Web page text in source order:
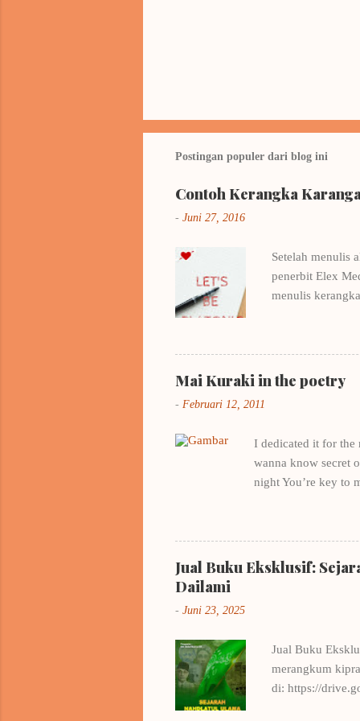
Postingan populer dari blog ini
Contoh Kerangka
- Juni 27, 2016
Setelah menulis
penerbit Elex
menulis
Pertamamu
Belajar dari
EYD saya
workshop
Mai Kuraki in the poetry
- Februari 12, 2011
I dedicated it for
wanna know secret
night You’re key to
love? My hearts is
kakenukeru
kind a girl , it’s a
heart, I'm afraid if
Jual Buku Eksklusif:
Dailami
- Juni 23, 2025
Jual Buku
merangkum
di: https://